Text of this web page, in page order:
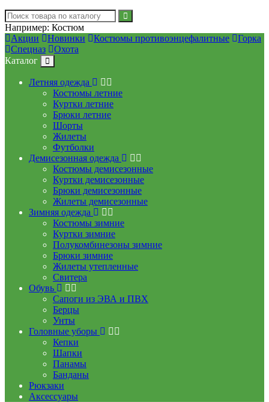
Например: Костюм
Акции
Новинки Костюмы противоэнцефалитные
Горка
Спецназ
Охота
Каталог
Летняя одежда
Костюмы летние
Куртки летние
Брюки летние
Шорты
Жилеты
Футболки
Демисезонная одежда
Костюмы демисезонные
Куртки демисезонные
Брюки демисезонные
Жилеты демисезонные
Зимняя одежда
Костюмы зимние
Куртки зимние
Полукомбинезоны зимние
Брюки зимние
Жилеты утепленные
Свитера
Обувь
Сапоги из ЭВА и ПВХ
Берцы
Унты
Головные уборы
Кепки
Шапки
Панамы
Банданы
Рюкзаки
Аксессуары